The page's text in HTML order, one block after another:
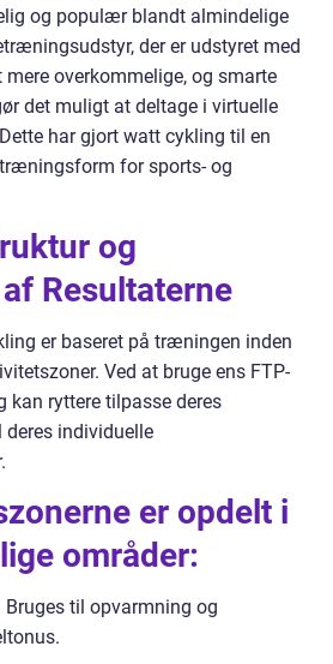
og populær blandt almindelige
der er udstyret med
mere overkommelige, og smarte
det muligt at deltage i virtuelle
har gjort watt cykling til en
for sports- og
og
Resultaterne
er baseret på træningen inden
Ved at bruge ens FTP-
kan ryttere tilpasse deres
individuelle
er opdelt i
områder:
til opvarmning og